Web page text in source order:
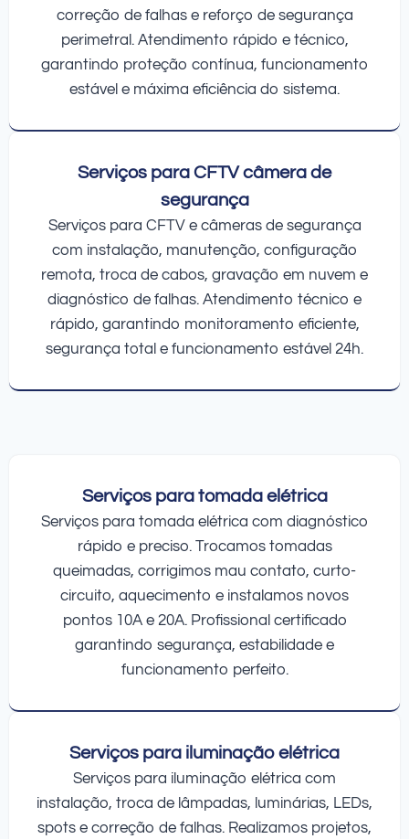
correção de falhas e reforço de segurança
perimetral. Atendimento rápido e técnico,
garantindo proteção contínua, funcionamento
estável e máxima eficiência do sistema.
Serviços para CFTV câmera de
segurança
Serviços para CFTV e câmeras de segurança
com instalação, manutenção, configuração
remota, troca de cabos, gravação em nuvem e
diagnóstico de falhas. Atendimento técnico e
rápido, garantindo monitoramento eficiente,
segurança total e funcionamento estável 24h.
Serviços para tomada elétrica
Serviços para tomada elétrica com diagnóstico
rápido e preciso. Trocamos tomadas
queimadas, corrigimos mau contato, curto-
circuito, aquecimento e instalamos novos
pontos 10A e 20A. Profissional certificado
garantindo segurança, estabilidade e
funcionamento perfeito.
Serviços para iluminação elétrica
Serviços para iluminação elétrica com
instalação, troca de lâmpadas, luminárias, LEDs,
spots e correção de falhas. Realizamos projetos,